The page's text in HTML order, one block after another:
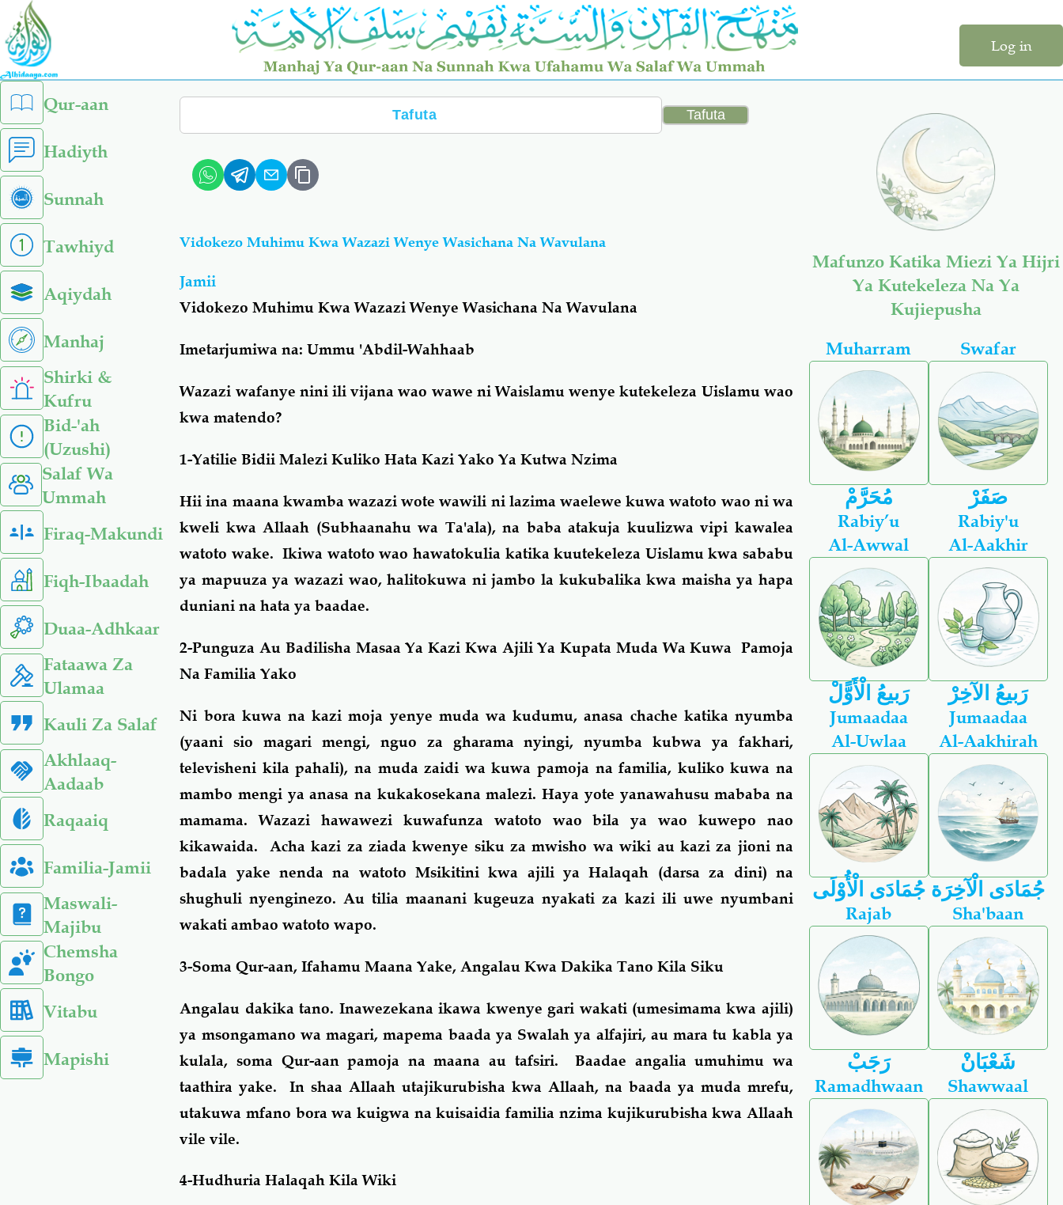
Skip
main
content
Log in
left
sidebar
menu
Qur-aan
Hadiyth
Sunnah
Tawhiyd
Aqiydah
Manhaj
Shirki &
Kufru
Bid-'ah
(Uzushi)
Salaf Wa
Ummah
Firaq-Makundi
Fiqh-Ibaadah
Duaa-Adhkaar
Fataawa Za
Ulamaa
Kauli Za Salaf
Akhlaaq-
Aadaab
Raqaaiq
Familia-Jamii
Maswali-
Majibu
Chemsha
Bongo
Vitabu
Mapishi
Search
Vidokezo Muhimu Kwa Wazazi Wenye Wasichana Na Wavulana
Jamii
Vidokezo Muhimu Kwa Wazazi Wenye Wasichana Na Wavulana
Imetarjumiwa na: Ummu 'Abdil-Wahhaab
Wazazi wafanye nini ili vijana wao wawe ni Waislamu wenye kutekeleza Uislamu wao
kwa matendo?
1-Yatilie Bidii Malezi Kuliko Hata Kazi Yako Ya Kutwa Nzima
Hii ina maana kwamba wazazi wote wawili ni lazima waelewe kuwa watoto wao ni wa
kweli kwa Allaah (Subhaanahu wa Ta'ala), na baba atakuja kuulizwa vipi kawalea
watoto wake. Ikiwa watoto wao hawatokulia katika kuutekeleza Uislamu kwa sababu
ya mapuuza ya wazazi wao, halitokuwa ni jambo la kukubalika kwa maisha ya hapa
duniani na hata ya baadae.
2-Punguza Au Badilisha Masaa Ya Kazi Kwa Ajili Ya Kupata Muda Wa Kuwa Pamoja
Na Familia Yako
Ni bora kuwa na kazi moja yenye muda wa kudumu, anasa chache katika nyumba
(yaani sio magari mengi, nguo za gharama nyingi, nyumba kubwa ya fakhari,
televisheni kila pahali), na muda zaidi wa kuwa pamoja na familia, kuliko kuwa na
mambo mengi ya anasa na kukakosekana malezi. Haya yote yanawahusu mababa na
mamama. Wazazi hawawezi kuwafunza watoto wao bila ya wao kuwepo nao
kikawaida. Acha kazi za ziada kwenye siku za mwisho wa wiki au kazi za jioni na
badala yake nenda na watoto Msikitini kwa ajili ya Halaqah (darsa za dini) na
shughuli nyenginezo. Au tilia maanani kugeuza nyakati za kazi ili uwe nyumbani
wakati ambao watoto wapo.
3-Soma Qur-aan, Ifahamu Maana Yake, Angalau Kwa Dakika Tano Kila Siku
Angalau dakika tano. Inawezekana ikawa kwenye gari wakati (umesimama kwa ajili)
ya msongamano wa magari, mapema baada ya Swalah ya alfajiri, au mara tu kabla ya
kulala, soma Qur-aan pamoja na maana au tafsiri. Baadae angalia umuhimu wa
taathira yake. In shaa Allaah utajikurubisha kwa Allaah, na baada ya muda mrefu,
utakuwa mfano bora wa kuigwa na kuisaidia familia nzima kujikurubisha kwa Allaah
vile vile.
4-Hudhuria Halaqah Kila Wiki
Mafunzo Katika Miezi Ya Hijri
Ya Kutekeleza Na Ya
Kujiepusha
Muharram
مُحَرَّمْ
Swafar
صَفَرْ
Rabiy’u
Al-Awwal
رَبيعُ الْأَوًّلْ
Rabiy'u
Al-Aakhir
رَبيعُ الآخِرْ
Jumaadaa
Al-Uwlaa
جُمَادَى الْأُوْلَى
Jumaadaa
Al-Aakhirah
جُمَادَى الْآخِرَة
Rajab
رَجَبْ
Sha'baan
شَعْبَانْ
Ramadhwaan Shawwaal